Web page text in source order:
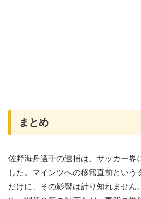
まとめ
佐野海舟選手の逮捕は、サッカー界
した。マインツへの移籍直前という
だけに、その影響は計り知れません